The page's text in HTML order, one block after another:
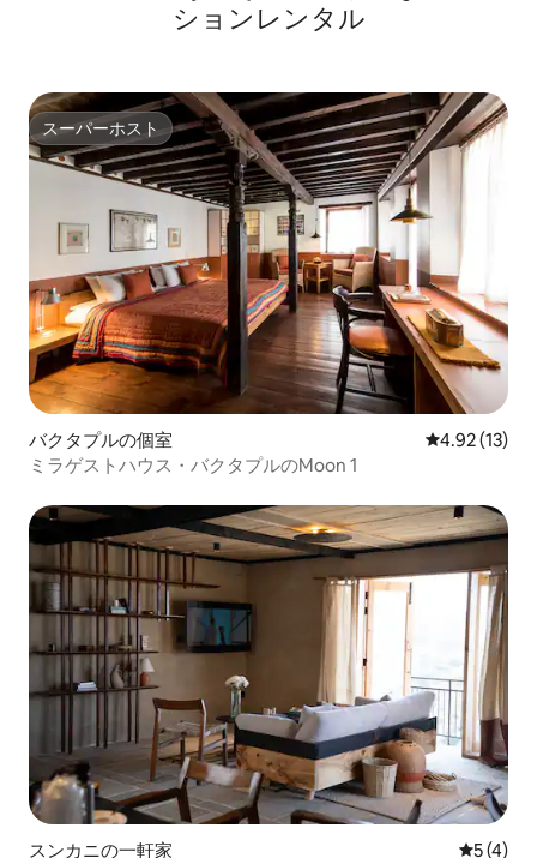
ションレンタル
スーパーホスト
スーパーホスト
バクタプルの個室 レビュー13
4.92 (13)
ミラゲストハウス・バクタプルのMoon 1
スンカニの一軒家 レビュー
5 (4)